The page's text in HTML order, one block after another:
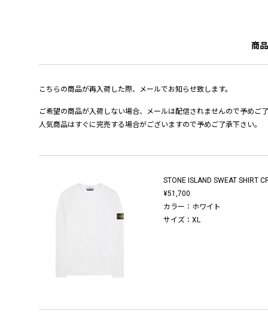
商
こちらの商品が再入荷した際、メールでお知らせ致します。
ご希望の商品が入荷しない場合、メールは配信されませんので予めご
人気商品はすぐに完売する場合がございますので予めご了承下さい。
STONE ISLAND SWEAT SHIRT
¥51,700
カラー：ホワイト
サイズ：XL